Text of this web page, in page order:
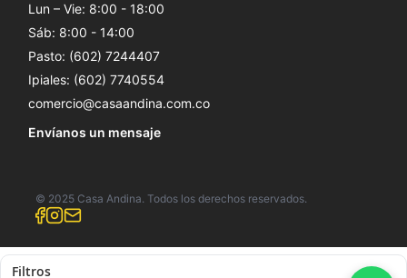
Lun – Vie: 8:00 - 18:00
Sáb: 8:00 - 14:00
Pasto: (602) 7244407
Ipiales: (602) 7740554
comercio@casaandina.com.co
Envíanos un mensaje
© 2025 Casa Andina. Todos los derechos reservados.
Filtros